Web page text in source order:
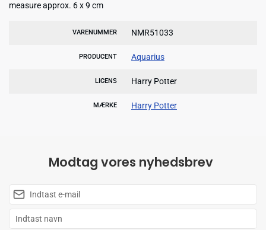
measure approx. 6 x 9 cm
VARENUMMER NMR51033
PRODUCENT Aquarius
LICENS Harry Potter
MÆRKE Harry Potter
Modtag vores nyhedsbrev